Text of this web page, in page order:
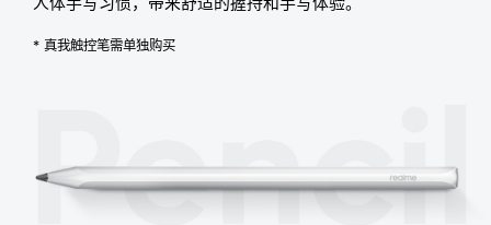
* 真我触控笔需单独购买